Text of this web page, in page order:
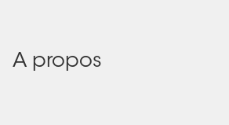
Harmonisation des lieux
A propos